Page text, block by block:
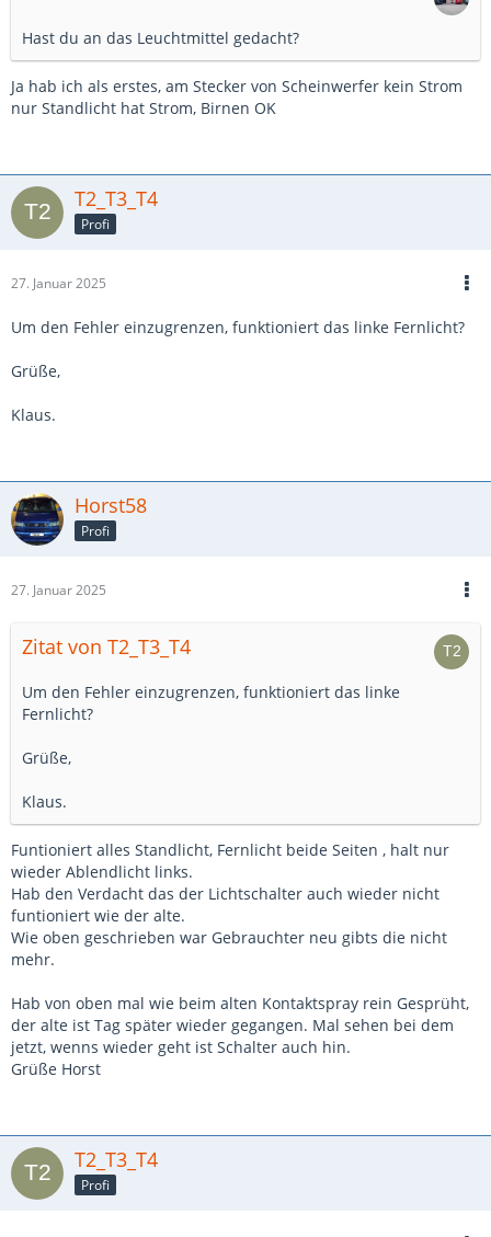
Hast du an das Leuchtmittel gedacht?
Ja hab ich als erstes, am Stecker von Scheinwerfer kein Strom
nur Standlicht hat Strom, Birnen OK
T2_T3_T4
Profi
27. Januar 2025
Um den Fehler einzugrenzen, funktioniert das linke Fernlicht?
Grüße,
Klaus.
Horst58
Profi
27. Januar 2025
Zitat von T2_T3_T4
Um den Fehler einzugrenzen, funktioniert das linke
Fernlicht?
Grüße,
Klaus.
Funtioniert alles Standlicht, Fernlicht beide Seiten , halt nur
wieder Ablendlicht links.
Hab den Verdacht das der Lichtschalter auch wieder nicht
funtioniert wie der alte.
Wie oben geschrieben war Gebrauchter neu gibts die nicht
mehr.
Hab von oben mal wie beim alten Kontaktspray rein Gesprüht,
der alte ist Tag später wieder gegangen. Mal sehen bei dem
jetzt, wenns wieder geht ist Schalter auch hin.
Grüße Horst
T2_T3_T4
Profi